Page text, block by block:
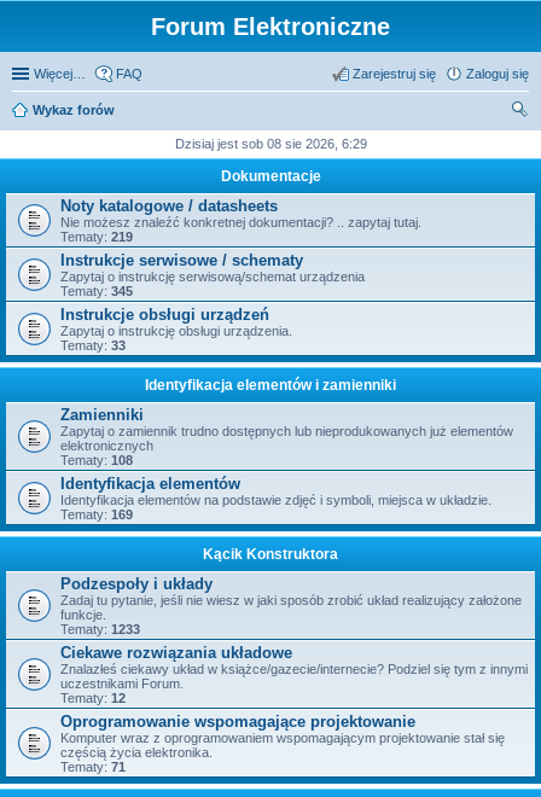
Forum Elektroniczne
Więcej… FAQ Zaloguj się
Zarejestruj się
Wykaz forów
Dzisiaj jest sob 08 sie 2026, 6:29
Dokumentacje
Noty katalogowe / datasheets
Nie możesz znaleźć konkretnej dokumentacji? .. zapytaj tutaj.
Tematy: 219
Instrukcje serwisowe / schematy
Zapytaj o instrukcję serwisową/schemat urządzenia
Tematy: 345
Instrukcje obsługi urządzeń
Zapytaj o instrukcję obsługi urządzenia.
Tematy: 33
Identyfikacja elementów i zamienniki
Zamienniki
Zapytaj o zamiennik trudno dostępnych lub nieprodukowanych już elementów
elektronicznych
Tematy: 108
Identyfikacja elementów
Identyfikacja elementów na podstawie zdjęć i symboli, miejsca w układzie.
Tematy: 169
Kącik Konstruktora
Podzespoły i układy
Zadaj tu pytanie, jeśli nie wiesz w jaki sposób zrobić układ realizujący założone
funkcje.
Tematy: 1233
Ciekawe rozwiązania układowe
Znalazłeś ciekawy układ w książce/gazecie/internecie? Podziel się tym z innymi
uczestnikami Forum.
Tematy: 12
Oprogramowanie wspomagające projektowanie
Komputer wraz z oprogramowaniem wspomagającym projektowanie stał się
częścią życia elektronika.
Tematy: 71